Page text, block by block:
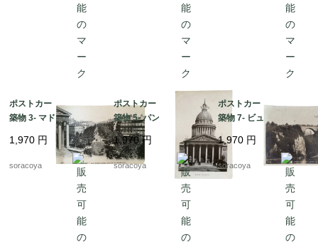
ポストカード -パリの建
築物 3- マドレーヌの並
木通り_ 12PSn61-3
1,970 円
soracoya
ポストカード -パリの建
築物 5- パンテオン_ 12
PSn61-5
1,970円
soracoya
ポストカード -パリの建
築物 7- ビュット・ショ
ーモン公園のレンガ橋_
12PSn61-7
1,970 円
soracoya